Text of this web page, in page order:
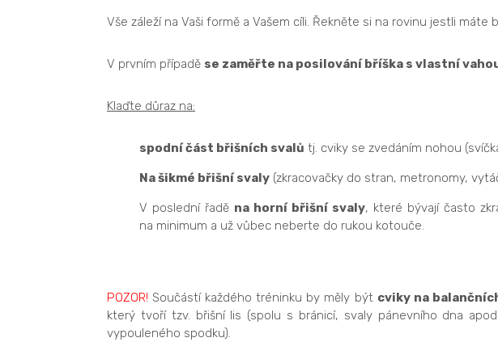
Vše záleží na Vaši formě a Vašem cíli. Řekněte si na rovinu jestli
V prvním případě se zaměřte na posilování bříška s vlastní
Klaďte důraz na:
spodní část břišních svalů tj. cviky se zvedáním nohou
Na šikmé břišní svaly (zkracovačky do stran, metronomy,
V poslední řadě na horní břišní svaly, které bývají často
na minimum a už vůbec neberte do rukou kotouče.
POZOR! Součástí každého tréninku by měly být cviky na
který tvoří tzv. břišní lis (spolu s bránicí, svaly pánevního dna
vypouleného spodku).